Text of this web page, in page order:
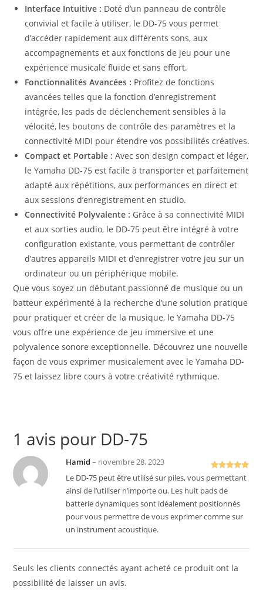
Interface Intuitive : Doté d’un panneau de contrôle
convivial et facile à utiliser, le DD-75 vous permet
d’accéder rapidement aux différents sons, aux
accompagnements et aux fonctions de jeu pour une
expérience musicale fluide et sans effort.
Fonctionnalités Avancées : Profitez de fonctions
avancées telles que la fonction d’enregistrement
intégrée, les pads de déclenchement sensibles à la
vélocité, les boutons de contrôle des paramètres et la
connectivité MIDI pour étendre vos possibilités créatives.
Compact et Portable : Avec son design compact et léger,
le Yamaha DD-75 est facile à transporter et parfaitement
adapté aux répétitions, aux performances en direct et
aux sessions d’enregistrement en studio.
Connectivité Polyvalente : Grâce à sa connectivité MIDI
et aux sorties audio, le DD-75 peut être intégré à votre
configuration existante, vous permettant de contrôler
d’autres appareils MIDI et d’enregistrer votre jeu sur un
ordinateur ou un périphérique mobile.
Que vous soyez un débutant passionné de musique ou un
batteur expérimenté à la recherche d’une solution pratique
pour pratiquer et créer de la musique, le Yamaha DD-75
vous offre une expérience de jeu immersive et une
polyvalence sonore exceptionnelle. Découvrez une nouvelle
façon de vous exprimer musicalement avec le Yamaha DD-
75 et laissez libre cours à votre créativité rythmique.
1 avis pour DD-75
Note5sur
5
Hamid– novembre 28, 2023
Le DD-75 peut être utilisé sur piles, vous permettant
ainsi de l’utiliser n’importe ou. Les huit pads de
batterie dynamiques sont idéalement positionnés
pour vous permettre de vous exprimer comme sur
un instrument acoustique.
Seuls les clients connectés ayant acheté ce produit ont la
possibilité de laisser un avis.